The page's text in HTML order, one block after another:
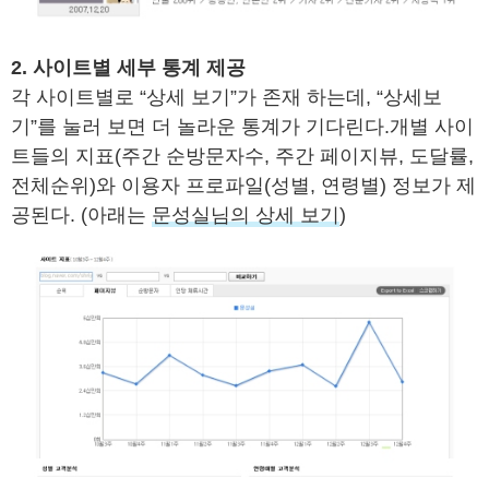
2. 사이트별 세부 통계 제공
각 사이트별로 “상세 보기”가 존재 하는데, “상세보
기”를 눌러 보면 더 놀라운 통계가 기다린다.개별 사이
트들의 지표(주간 순방문자수, 주간 페이지뷰, 도달률,
전체순위)와 이용자 프로파일(성별, 연령별) 정보가 제
공된다. (아래는 문성실님의 상세 보기 )